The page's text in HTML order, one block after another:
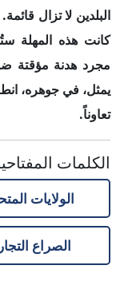
البلدين لا تزال
كانت هذه المهلة
مجرد هدنة مؤقتة
يمثل، في جوهره،
تعاوناً.
الكلمات
الولايات
الصراع